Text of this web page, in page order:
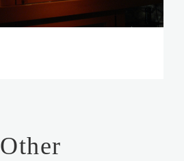
Other